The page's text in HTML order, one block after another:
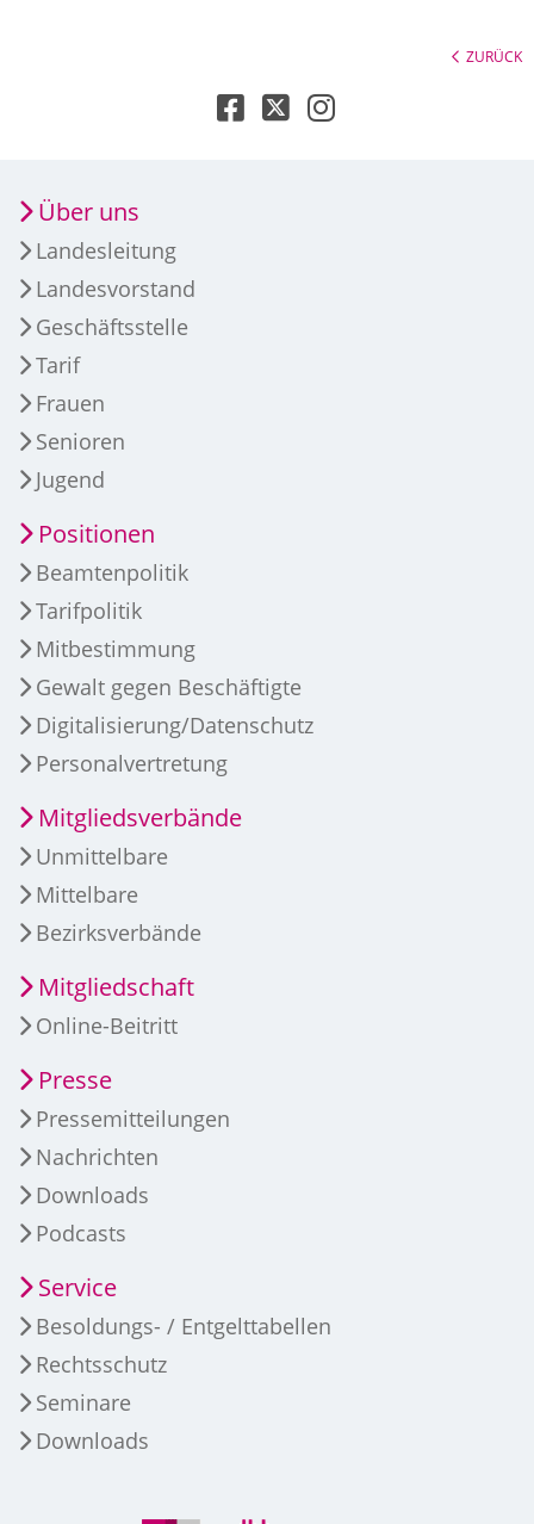
ZURÜCK
Über uns
Landesleitung
Landesvorstand
Geschäftsstelle
Tarif
Frauen
Senioren
Jugend
Positionen
Beamtenpolitik
Tarifpolitik
Mitbestimmung
Gewalt gegen Beschäftigte
Digitalisierung/Datenschutz
Personalvertretung
Mitgliedsverbände
Unmittelbare
Mittelbare
Bezirksverbände
Mitgliedschaft
Online-Beitritt
Presse
Pressemitteilungen
Nachrichten
Downloads
Podcasts
Service
Besoldungs- / Entgelttabellen
Rechtsschutz
Seminare
Downloads